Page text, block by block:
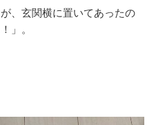
、玄関横に置いてあったの
」。